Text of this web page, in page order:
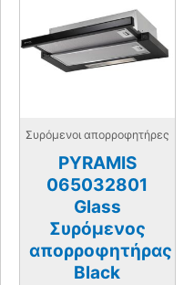
Συρόμενοι απορροφητήρες
PYRAMIS
065032801
Glass
Συρόμενος
απορροφητήρας
Black